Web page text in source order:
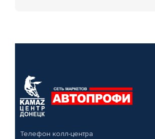
Телефон колл-центра